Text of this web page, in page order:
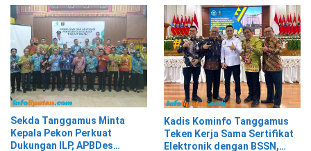
Sekda Tanggamus Minta
Kepala Pekon Perkuat
Dukungan ILP, APBDes
Kadis Kominfo Tanggamus
Teken Kerja Sama Sertifikat
Elektronik dengan BSSN,